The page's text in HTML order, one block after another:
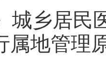
城乡居民
属地管理